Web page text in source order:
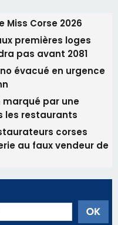
au faux vendeur de
CNI et recevez par
et une sélection de